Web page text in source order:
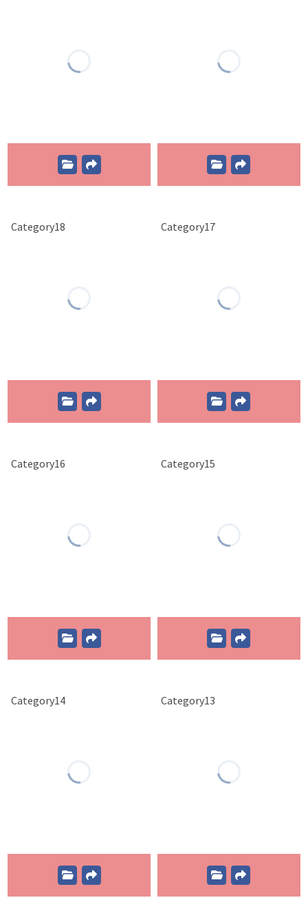
Category18 Category17
Category16 Category15
Category14 Category13